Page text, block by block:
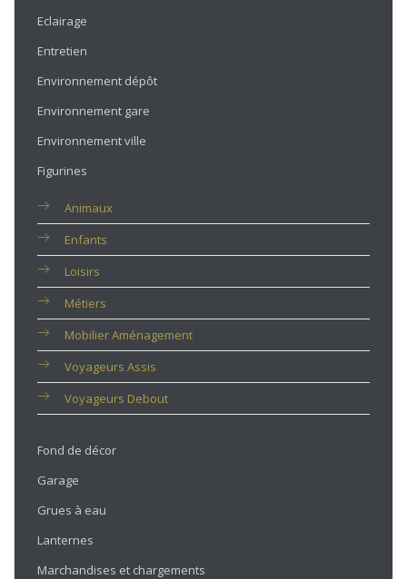
Eclairage
Entretien
Environnement dépôt
Environnement gare
Environnement ville
Figurines
Animaux
Enfants
Loisirs
Métiers
Mobilier Aménagement
Voyageurs Assis
Voyageurs Debout
Fond de décor
Garage
Grues à eau
Lanternes
Marchandises et chargements